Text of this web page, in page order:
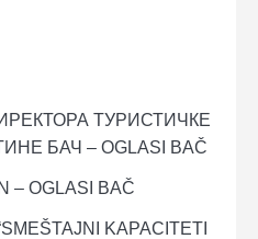
ТУРИСТИЧКЕ
БАЧ – OGLASI BAČ
– OGLASI BAČ
KAPACITETI